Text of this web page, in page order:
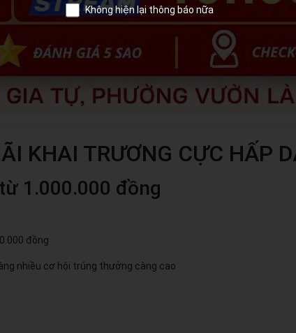
KHAI TRƯƠNG CỰC HẤP
1.000.000 đồng
đồng
nhiều cơ hội trúng thưởng càng cao
Không hiện lại thông báo nữa